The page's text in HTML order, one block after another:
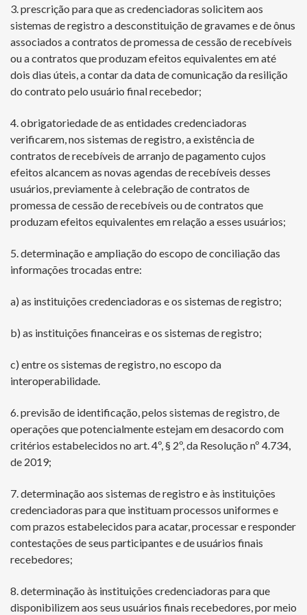
3. prescrição para que as credenciadoras solicitem aos
sistemas de registro a desconstituição de gravames e de ônus
associados a contratos de promessa de cessão de recebíveis
ou a contratos que produzam efeitos equivalentes em até
dois dias úteis, a contar da data de comunicação da resilição
do contrato pelo usuário final recebedor;
4. obrigatoriedade de as entidades credenciadoras
verificarem, nos sistemas de registro, a existência de
contratos de recebíveis de arranjo de pagamento cujos
efeitos alcancem as novas agendas de recebíveis desses
usuários, previamente à celebração de contratos de
promessa de cessão de recebíveis ou de contratos que
produzam efeitos equivalentes em relação a esses usuários;
5. determinação e ampliação do escopo de conciliação das
informações trocadas entre:
a) as instituições credenciadoras e os sistemas de registro;
b) as instituições financeiras e os sistemas de registro;
c) entre os sistemas de registro, no escopo da
interoperabilidade.
6. previsão de identificação, pelos sistemas de registro, de
operações que potencialmente estejam em desacordo com
critérios estabelecidos no art. 4º, § 2º, da Resolução nº 4.734,
de 2019;
7. determinação aos sistemas de registro e às instituições
credenciadoras para que instituam processos uniformes e
com prazos estabelecidos para acatar, processar e responder
contestações de seus participantes e de usuários finais
recebedores;
8. determinação às instituições credenciadoras para que
disponibilizem aos seus usuários finais recebedores, por meio